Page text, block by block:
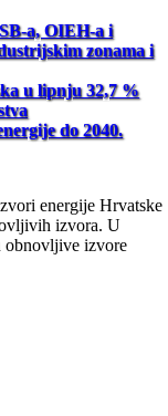
a, OIEH-a i
zonama i
u lipnju 32,7 %
do 2040.
energije Hrvatske
izvora. U
obnovljive izvore